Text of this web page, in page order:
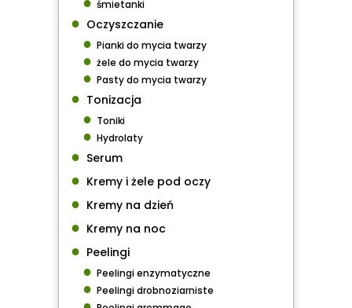
śmietanki
● Oczyszczanie
● Pianki do mycia twarzy
● żele do mycia twarzy
● Pasty do mycia twarzy
● Tonizacja
● Toniki
● Hydrolaty
● Serum
● Kremy i żele pod oczy
● Kremy na dzień
● Kremy na noc
● Peelingi
● Peelingi enzymatyczne
● Peelingi drobnoziarniste